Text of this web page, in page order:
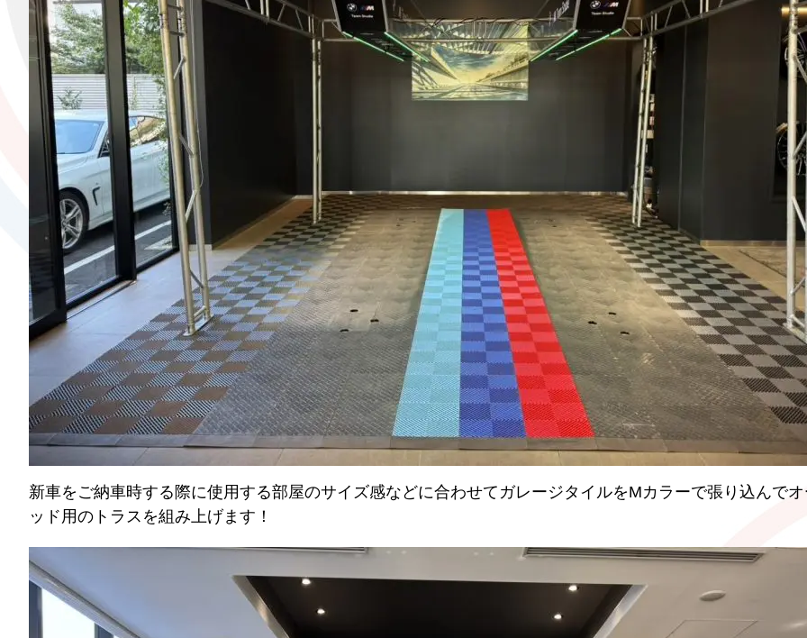
新車をご納車時する際に使用する部屋のサイズ感などに合わせてガレージタイルをMカラーで張り込んで
ッド用のトラスを組み上げます！